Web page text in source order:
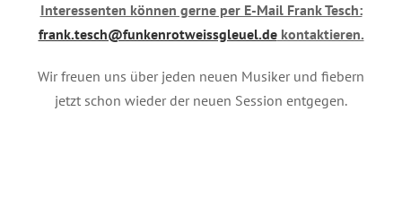
Interessenten können gerne per E-Mail Frank Tesch:
frank.tesch@funkenrotweissgleuel.dekontaktieren.
Wir freuen uns über jeden neuen Musiker und fiebern
jetzt schon wieder der neuen Session entgegen.